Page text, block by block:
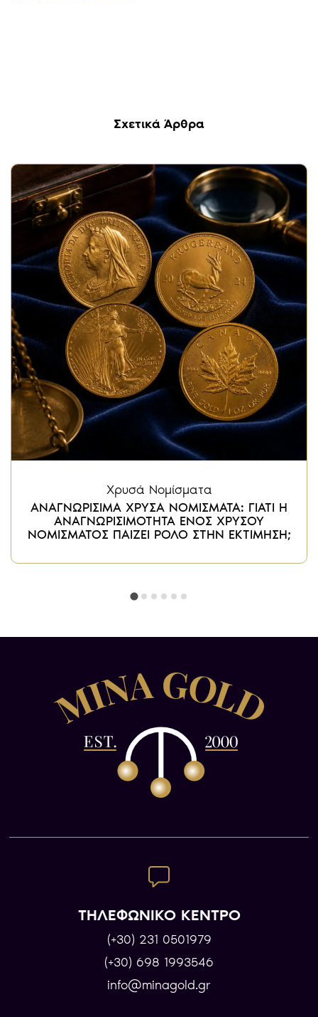
Σχετικά Άρθρα
Χρυσά Νομίσματα
ΑΝΑΓΝΩΡΙΣΙΜΑ ΧΡΥΣΑ ΝΟΜΙΣΜΑΤΑ: ΓΙΑΤΙ Η
ΑΝΑΓΝΩΡΙΣΙΜΟΤΗΤΑ ΕΝΟΣ ΧΡΥΣΟΥ
ΝΟΜΙΣΜΑΤΟΣ ΠΑΙΖΕΙ ΡΟΛΟ ΣΤΗΝ ΕΚΤΙΜΗΣΗ;
ΤΗΛΕΦΩΝΙΚΟ ΚΕΝΤΡΟ
(+30) 231 0501979
(+30) 698 1993546
info@minagold.gr